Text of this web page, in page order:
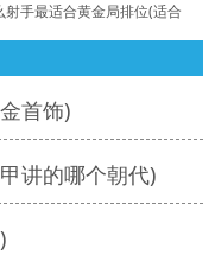
射手最适合黄金局排位(适合
首饰)
讲的哪个朝代)